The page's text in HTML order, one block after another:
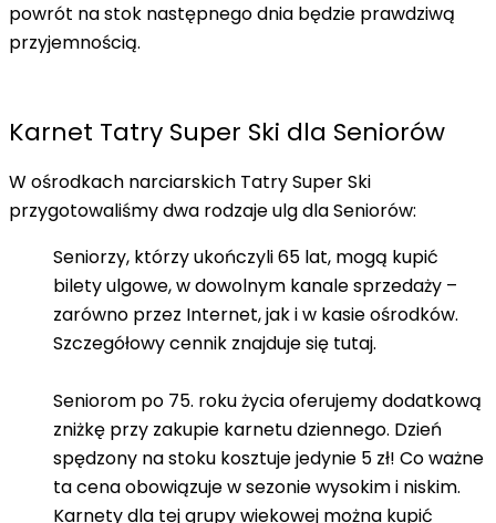
powrót na stok następnego dnia będzie prawdziwą
przyjemnością.
Karnet Tatry Super Ski dla Seniorów
Wośrodkach narciarskich Tatry Super Ski
przygotowaliśmy dwa rodzaje ulg dla Seniorów:
Seniorzy, którzy ukończyli 65 lat, mogą kupić
bilety ulgowe, w dowolnym kanale sprzedaży –
zarówno przez Internet, jak i w kasie ośrodków.
Szczegółowy cennik znajduje się tutaj.
Seniorom po 75. roku życia oferujemy dodatkową
zniżkę przy zakupie karnetu dziennego. Dzień
spędzony na stoku kosztuje jedynie 5 zł! Co ważne
ta cena obowiązuje w sezonie wysokim i niskim.
Karnety dla tej grupy wiekowej można kupić